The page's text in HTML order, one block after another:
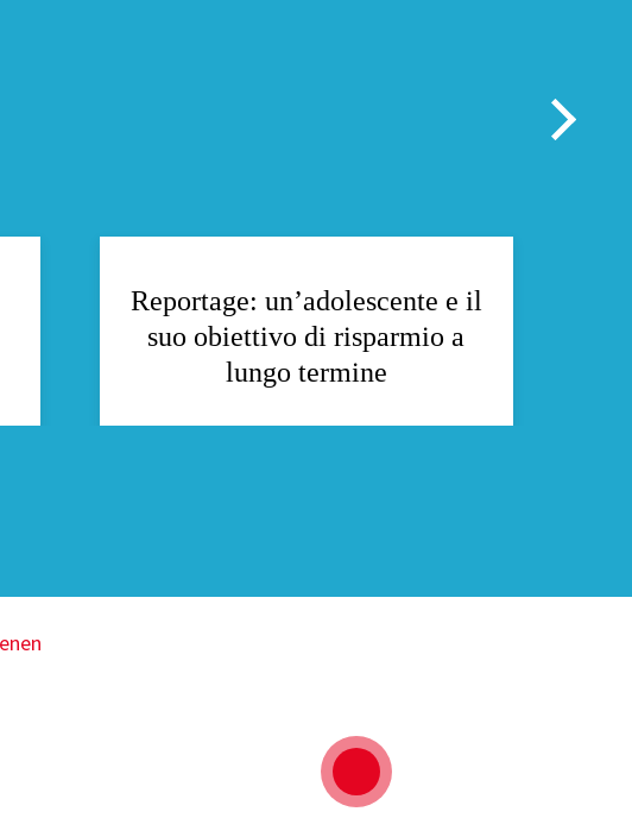
Reportage: un’adolescente e il
suo obiettivo di risparmio a
lungo termine